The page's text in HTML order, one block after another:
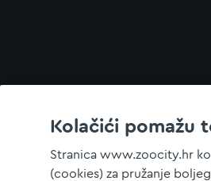
Kolačići pomažu
Stranica www.zoocity.hr
(cookies) za pružanje